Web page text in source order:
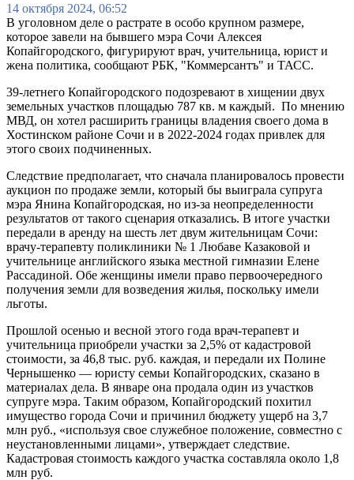
14 октября 2024, 06:52
В уголовном деле о растрате в особо крупном размере,
которое завели на бывшего мэра Сочи Алексея
Копайгородского, фигурируют врач, учительница, юрист и
жена политика, сообщают РБК, "Коммерсантъ" и ТАСС.
39-летнего Копайгородского подозревают в хищении двух
земельных участков площадью 787 кв. м каждый. По мнению
МВД, он хотел расширить границы владения своего дома в
Хостинском районе Сочи и в 2022-2024 годах привлек для
этого своих подчиненных.
Следствие предполагает, что сначала планировалось провести
аукцион по продаже земли, который бы выиграла супруга
мэра Янина Копайгородская, но из-за неопределенности
результатов от такого сценария отказались. В итоге участки
передали в аренду на шесть лет двум жительницам Сочи:
врачу-терапевту поликлиники № 1 Любаве Казаковой и
учительнице английского языка местной гимназии Елене
Рассадиной. Обе женщины имели право первоочередного
получения земли для возведения жилья, поскольку имели
льготы.
Прошлой осенью и весной этого года врач-терапевт и
учительница приобрели участки за 2,5% от кадастровой
стоимости, за 46,8 тыс. руб. каждая, и передали их Полине
Чернышенко — юристу семьи Копайгородских, сказано в
материалах дела. В январе она продала один из участков
супруге мэра. Таким образом, Копайгородский похитил
имущество города Сочи и причинил бюджету ущерб на 3,7
млн руб., «используя свое служебное положение, совместно с
неустановленными лицами», утверждает следствие.
Кадастровая стоимость каждого участка составляла около 1,8
млн руб.